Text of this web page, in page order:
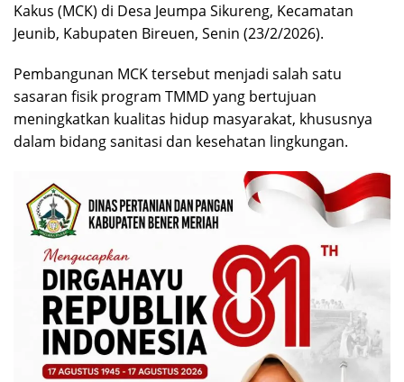
Kakus (MCK) di Desa Jeumpa Sikureng, Kecamatan
Jeunib, Kabupaten Bireuen, Senin (23/2/2026).
Pembangunan MCK tersebut menjadi salah satu
sasaran fisik program TMMD yang bertujuan
meningkatkan kualitas hidup masyarakat, khususnya
dalam bidang sanitasi dan kesehatan lingkungan.